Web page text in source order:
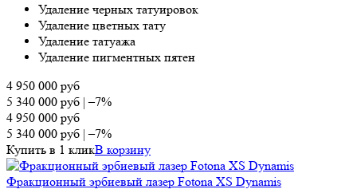
Удаление черных татуировок
Удаление цветных тату
Удаление татуажа
Удаление пигментных пятен
4 950 000 руб
5 340 000 руб |–7%
4 950 000 руб
5 340 000 руб |–7%
Купить в 1 кликВ корзину
Фракционный эрбиевый лазер Fotona XS Dynamis